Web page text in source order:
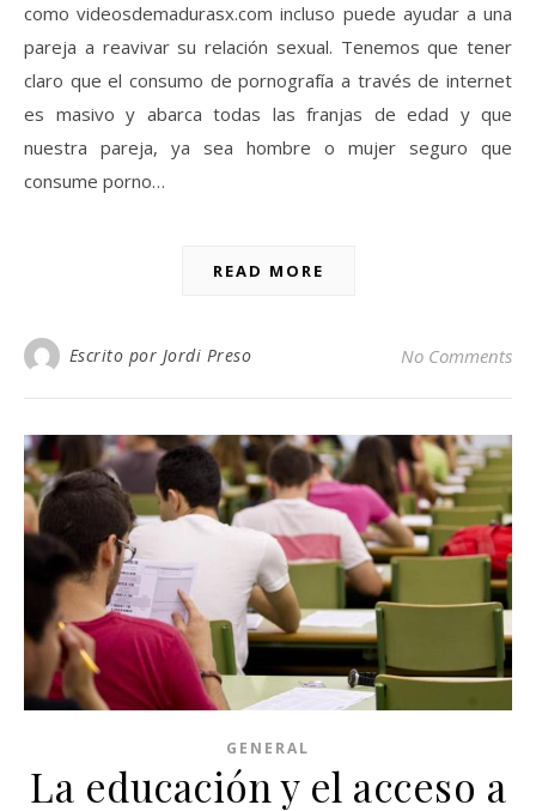
como videosdemadurasx.com incluso puede ayudar a una
pareja a reavivar su relación sexual. Tenemos que tener
claro que el consumo de pornografía a través de internet
es masivo y abarca todas las franjas de edad y que
nuestra pareja, ya sea hombre o mujer seguro que
consume porno…
READ MORE
Escrito por Jordi Preso No Comments
GENERAL
La educación y el acceso a